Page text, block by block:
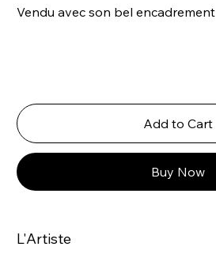
Vendu avec son bel encadrement
Add to Cart
Buy Now
L'Artiste